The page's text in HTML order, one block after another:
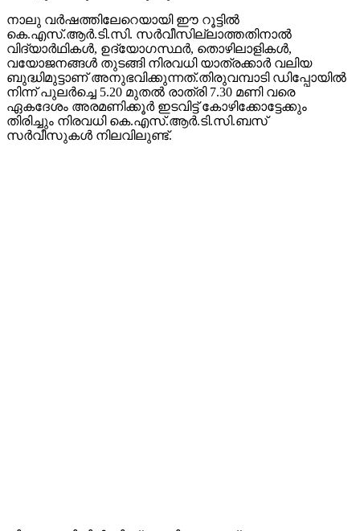
നാലു വർഷത്തിലേറെയായി ഈ റൂട്ടിൽ
കെ.എസ്.ആർ.ടി.സി. സർവീസില്ലാത്തതിനാൽ
വിദ്യാർഥികൾ, ഉദ്യോഗസ്ഥർ, തൊഴിലാളികൾ,
വയോജനങ്ങൾ തുടങ്ങി നിരവധി യാത്രക്കാർ വലിയ
ബുദ്ധിമുട്ടാണ് അനുഭവിക്കുന്നത്.തിരുവമ്പാടി ഡിപ്പോയിൽ
നിന്ന് പുലർച്ചെ 5.20 മുതൽ രാത്രി 7.30 മണി വരെ
ഏകദേശം അരമണിക്കൂർ ഇടവിട്ട് കോഴിക്കോട്ടേക്കും
തിരിച്ചും നിരവധി കെ.എസ്.ആർ.ടി.സി.ബസ്‌
സർവീസുകൾ നിലവിലുണ്ട്.